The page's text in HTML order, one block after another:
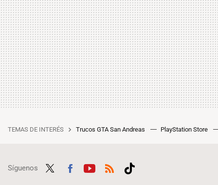
TEMAS DE INTERÉS Trucos GTA San Andreas PlayStation Store
Síguenos